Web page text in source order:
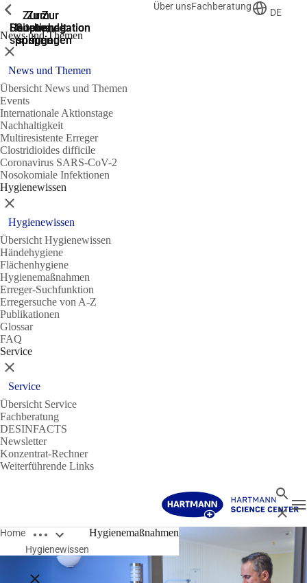
Zur
Suche
springen
Zur
Hauptnavigation
springen
Zur
Hauptnavigation
springen
Zum
Hauptinhalt
springen
Zum
Seitenende
springen
Über unsFachberatung
DE
News und Themen
Zeige vorherige
Schließen
News und Themen
Übersicht News und Themen
Events
Internationale Aktionstage
Nachhaltigkeit
Multiresistente Erreger
Clostridioides difficile
Coronavirus SARS-CoV-2
Nosokomiale Infektionen
Hygienewissen
Zeige vorherige
Schließen
Hygienewissen
Übersicht Hygienewissen
Händehygiene
Flächenhygiene
Hygienemaßnahmen
Erreger-Suchfunktion
Erregersuche von A-Z
Publikationen
Glossar
FAQ
Service
Zeige vorherige
Schließen
Service
Übersicht Service
Fachberatung
DESINFACTS
Newsletter
Konzentrat-Rechner
Weiterführende Links
Suche
Home Breadcrumbs öffnen
Breadcrumbs schließen
Hygienewissen
Hygienemaßnahmen